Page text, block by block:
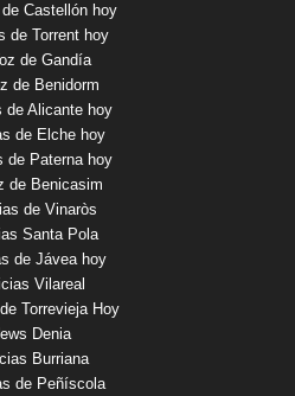
Castellón hoy
de Torrent hoy
de Gandía
de Benidorm
de Alicante hoy
de Elche hoy
de Paterna hoy
de Benicasim
de Vinaròs
Santa Pola
de Jávea hoy
Vilareal
Torrevieja Hoy
Denia
Burriana
de Peñíscola